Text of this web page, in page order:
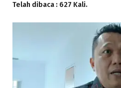
Telah dibaca : 627 Kali.